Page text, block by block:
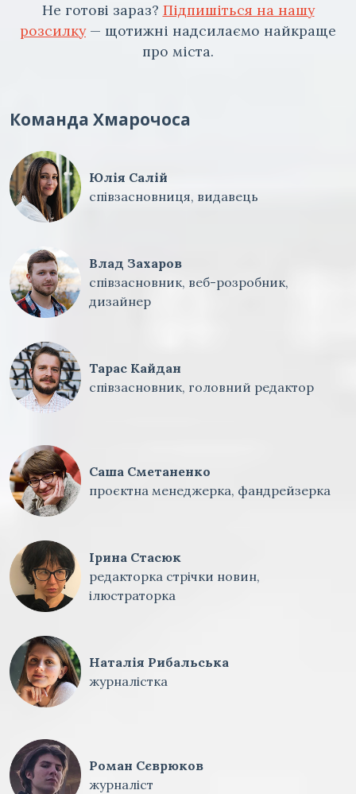
Не готові зараз? Підпишіться на нашу
розсилку— щотижні надсилаємо найкраще
про міста.
Команда Хмарочоса
Юлія Салій
співзасновниця, видавець
Влад Захаров
співзасновник, веб-розробник,
дизайнер
Тарас Кайдан
співзасновник, головний редактор
Саша Сметаненко
проєктна менеджерка, фандрейзерка
Ірина Стасюк
редакторка стрічки новин,
ілюстраторка
Наталія Рибальська
журналістка
Роман Сєврюков
журналіст